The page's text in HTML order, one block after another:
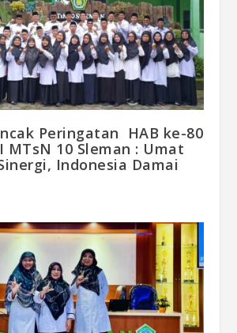
Peringatan HAB ke-80
MTsN 10 Sleman : Umat
Indonesia Damai